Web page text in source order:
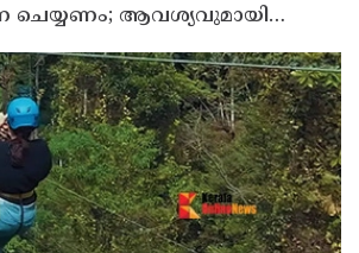
ആവശ്യവുമായി